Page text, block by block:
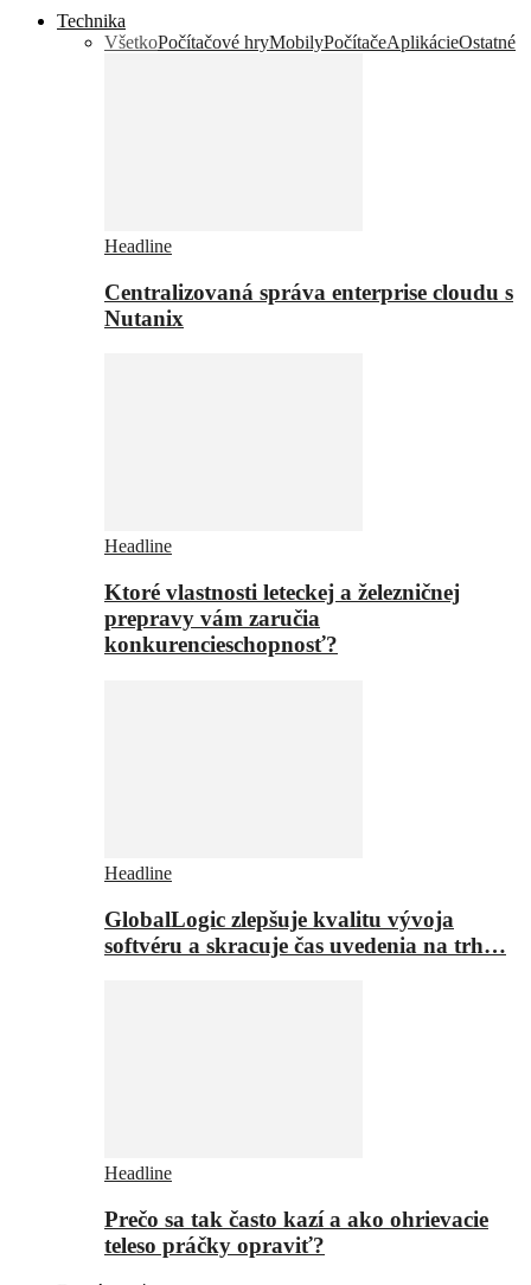
Technika
VšetkoPočítačové hryMobilyPočítačeAplikácieOstatné
Headline
Centralizovaná správa enterprise cloudu s
Nutanix
Headline
Ktoré vlastnosti leteckej a železničnej
prepravy vám zaručia
konkurencieschopnosť?
Headline
GlobalLogic zlepšuje kvalitu vývoja
softvéru a skracuje čas uvedenia na trh…
Headline
Prečo sa tak často kazí a ako ohrievacie
teleso práčky opraviť?